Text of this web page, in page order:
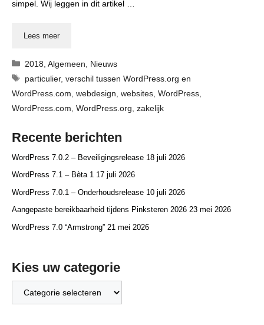
simpel. Wij leggen in dit artikel …
Lees meer
Categorieën
2018 ,Algemeen
Nieuws
Tags
particulier,verschil tussen WordPress.org en
WordPress.com webdesign websites WordPress
WordPress.com WordPress.org zakelijk
Recente berichten
WordPress 7.0.2 – Beveiligingsrelease 18 juli 2026
WordPress 7.1 – Bèta 1 17 juli 2026
WordPress 7.0.1 – Onderhoudsrelease 10 juli 2026
Aangepaste bereikbaarheid tijdens Pinksteren 2026 23 mei 2026
WordPress 7.0 “Armstrong” 21 mei 2026
Kies uw categorie